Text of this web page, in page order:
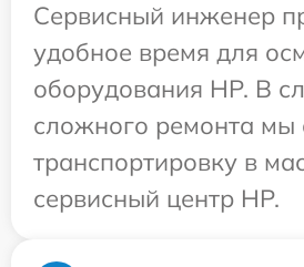
Сервисный инженер
удобное время для
оборудования HP. В
сложного ремонта мы
транспортировку в
сервисный центр HP.